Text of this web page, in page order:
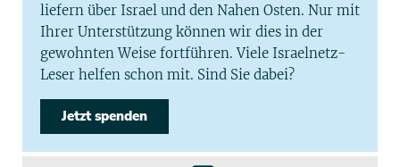
liefern über Israel und den Nahen Osten. Nur mit
Ihrer Unterstützung können wir dies in der
gewohnten Weise fortführen. Viele Israelnetz-
Leser helfen schon mit. Sind Sie dabei?
Jetzt spenden